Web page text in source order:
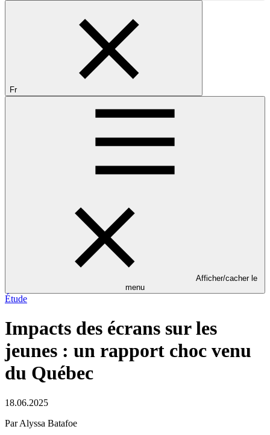
Fr
Afficher/cacher le
menu
Étude
Impacts des écrans sur les
jeunes : un rapport choc venu
du Québec
18.06.2025
Par Alyssa Batafoe